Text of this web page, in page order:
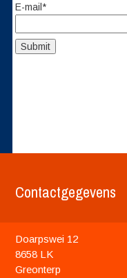
E-mail*
Contactgegevens
Doarpswei 12
8658 LK
Greonterp